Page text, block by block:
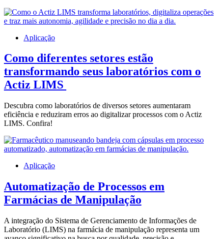
Aplicação
Como diferentes setores estão
transformando seus laboratórios com o
Actiz LIMS
Descubra como laboratórios de diversos setores aumentaram
eficiência e reduziram erros ao digitalizar processos com o Actiz
LIMS. Confira!
Aplicação
Automatização de Processos em
Farmácias de Manipulação
A integração do Sistema de Gerenciamento de Informações de
Laboratório (LIMS) na farmácia de manipulação representa um